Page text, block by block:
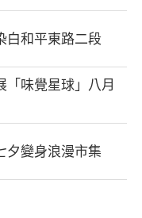
白和平東路二段
「味覺星球」八月
變身浪漫市集